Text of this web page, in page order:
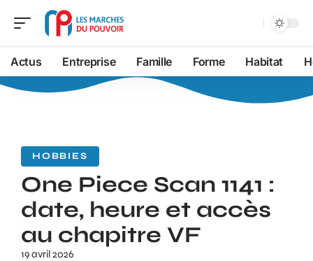
Actus Entreprise Famille Forme Habitat
HOBBIES
One Piece Scan 1141 :
date, heure et accès
au chapitre VF
19 avril 2026